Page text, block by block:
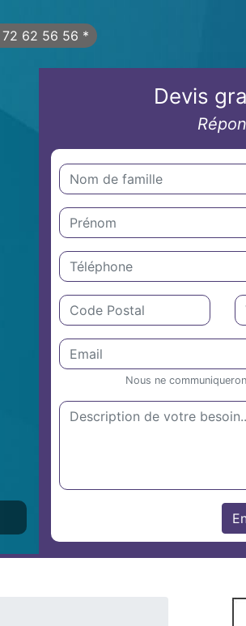
62 56 56 *
Devis
Nous ne